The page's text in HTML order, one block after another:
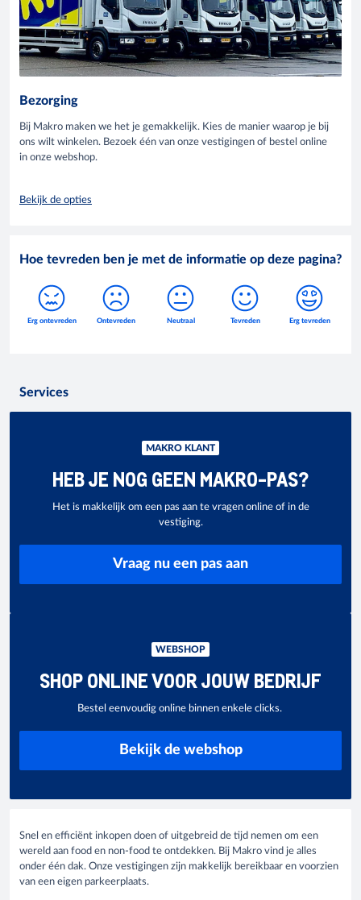
Bezorging
Bij Makro maken we het je gemakkelijk. Kies de manier waarop je bij
ons wilt winkelen. Bezoek één van onze vestigingen of bestel online
in onze webshop.
Bekijk de opties
Hoe tevreden ben je met de informatie op deze pagina?
Services
MAKRO KLANT
HEB JE NOG GEEN MAKRO-PAS?
Het is makkelijk om een pas aan te vragen online of in de
vestiging.
Vraag nu een pas aan
WEBSHOP
SHOP ONLINE VOOR JOUW BEDRIJF
Bestel eenvoudig online binnen enkele clicks.
Bekijk de webshop
Snel en efficiënt inkopen doen of uitgebreid de tijd nemen om een
wereld aan food en non-food te ontdekken. Bij Makro vind je alles
onder één dak. Onze vestigingen zijn makkelijk bereikbaar en voorzien
van een eigen parkeerplaats.